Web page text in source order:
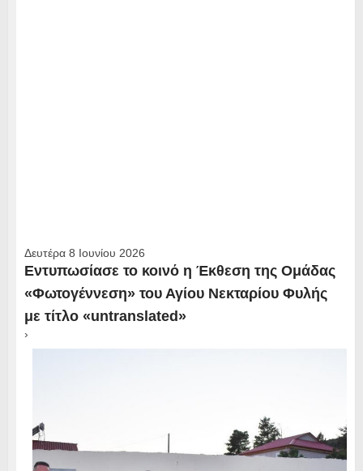
Δευτέρα 8 Ιουνίου 2026
Εντυπωσίασε το κοινό η Έκθεση της Ομάδας
«Φωτογέννεση» του Αγίου Νεκταρίου Φυλής
με τίτλο «untranslated»
›